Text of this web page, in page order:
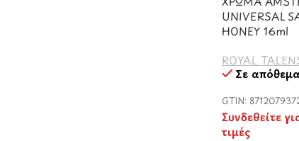
UNIVERSAL
HONEY 16ml
ROYAL
Σε
GTIN:
Συνδεθείτε
τιμές